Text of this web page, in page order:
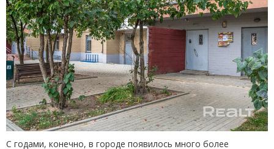
С годами, конечно, в городе появилось много более